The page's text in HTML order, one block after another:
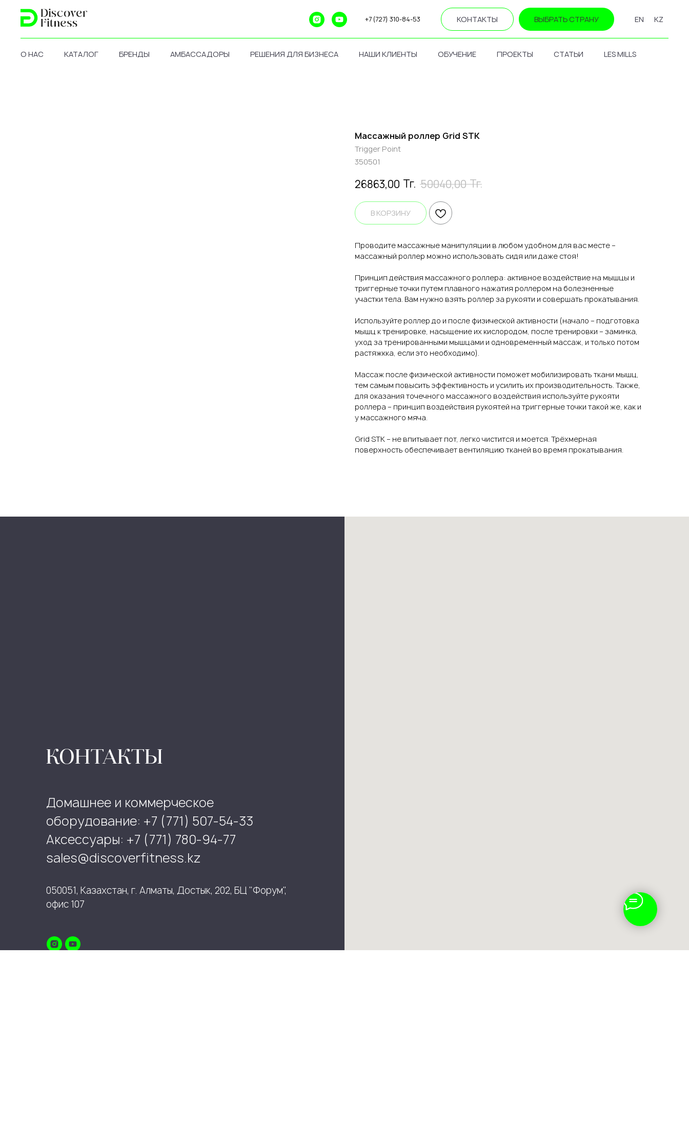
+7 (727) 310-84-53 КОНТАКТЫ ВЫБРАТЬ СТРАНУ EN KZ
О НАС КАТАЛОГ БРЕНДЫ АМБАССАДОРЫ РЕШЕНИЯ ДЛЯ БИЗНЕСА НАШИ КЛИЕНТЫ ОБУЧЕНИЕ ПРОЕКТЫ СТАТЬИ LES MILLS
Массажный роллер Grid STK
Trigger Point
350501
26863,00 Тг. 50040,00 Тг.
В КОРЗИНУ
Проводите массажные манипуляции в любом удобном для вас месте –
массажный роллер можно использовать сидя или даже стоя!
Принцип действия массажного роллера: активное воздействие на мышцы и
триггерные точки путем плавного нажатия роллером на болезненные
участки тела. Вам нужно взять роллер за рукояти и совершать прокатывания.
Используйте роллер до и после физической активности (начало – подготовка
мышц к тренировке, насыщение их кислородом, после тренировки – заминка,
уход за тренированными мышцами и одновременный массаж, и только потом
растяжкка, если это необходимо).
Массаж после физической активности поможет мобилизировать ткани мышц,
тем самым повысить эффективность и усилить их производительность. Также,
для оказания точечного массажного воздействия используйте рукояти
роллера – принцип воздействия рукоятей на триггерные точки такой же, как и
у массажного мяча.
Grid STK – не впитывает пот, легко чистится и моется. Трёхмерная
поверхность обеспечивает вентиляцию тканей во время прокатывания.
КОНТАКТЫ
Домашнее и коммерческое
оборудование: +7 (771) 507-54-33
Аксессуары: +7 (771) 780-94-77
sales@discoverfitness.kz
050051, Казахстан, г. Алматы, Достык, 202, БЦ "Форум",
офис 107